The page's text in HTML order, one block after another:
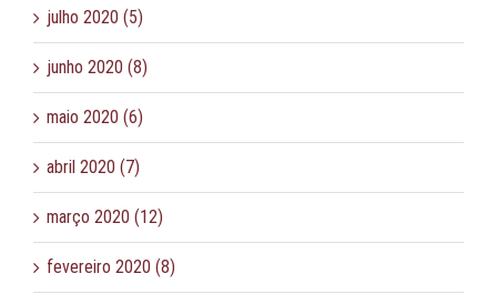
julho 2020 (5)
junho 2020 (8)
maio 2020 (6)
abril 2020 (7)
março 2020 (12)
fevereiro 2020 (8)